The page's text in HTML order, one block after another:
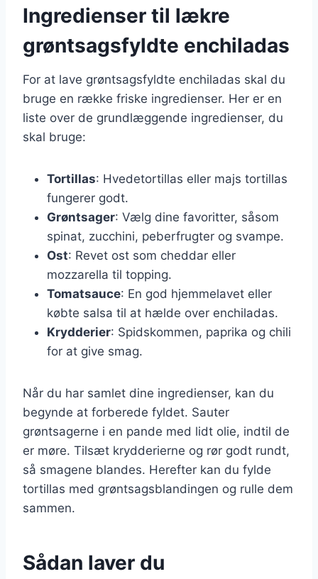
Ingredienser til lækre
grøntsagsfyldte enchiladas
For at lave grøntsagsfyldte enchiladas skal du
bruge en række friske ingredienser. Her er en
liste over de grundlæggende ingredienser, du
skal bruge:
Tortillas: Hvedetortillas eller majs tortillas
fungerer godt.
Grøntsager: Vælg dine favoritter, såsom
spinat, zucchini, peberfrugter og svampe.
Ost: Revet ost som cheddar eller
mozzarella til topping.
Tomatsauce: En god hjemmelavet eller
købte salsa til at hælde over enchiladas.
Krydderier: Spidskommen, paprika og chili
for at give smag.
Når du har samlet dine ingredienser, kan du
begynde at forberede fyldet. Sauter
grøntsagerne i en pande med lidt olie, indtil de
er møre. Tilsæt krydderierne og rør godt rundt,
så smagene blandes. Herefter kan du fylde
tortillas med grøntsagsblandingen og rulle dem
sammen.
Sådan laver du